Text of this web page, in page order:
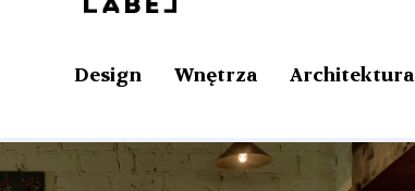
Design Wnętrza Architektura